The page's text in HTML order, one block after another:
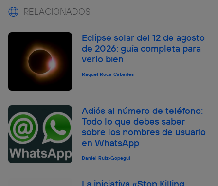
RELACIONADOS
Eclipse solar del 12 de agosto
de 2026: guía completa para
verlo bien
Raquel Roca Cabades
Adiós al número de teléfono:
Todo lo que debes saber
sobre los nombres de usuario
en WhatsApp
Daniel Ruiz-Gopegui
La iniciativa «Stop Killing